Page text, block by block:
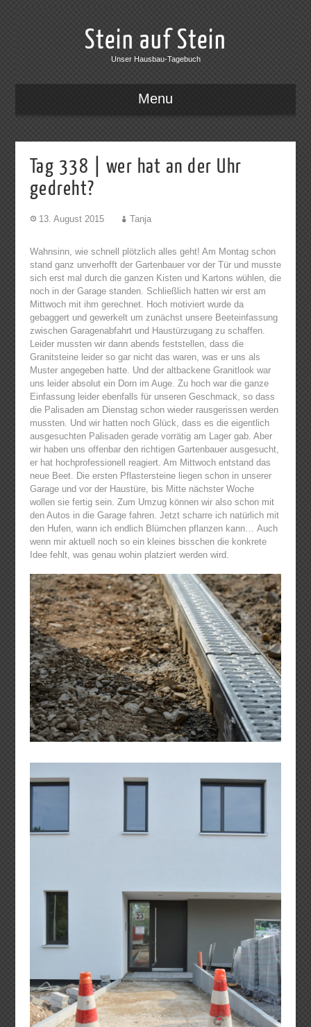
Stein auf Stein
Unser Hausbau-Tagebuch
Menu
Tag 338 | wer hat an der Uhr
gedreht?
13. August 2015 Tanja
Wahnsinn, wie schnell plötzlich alles geht! Am Montag schon
stand ganz unverhofft der Gartenbauer vor der Tür und musste
sich erst mal durch die ganzen Kisten und Kartons wühlen, die
noch in der Garage standen. Schließlich hatten wir erst am
Mittwoch mit ihm gerechnet. Hoch motiviert wurde da
gebaggert und gewerkelt um zunächst unsere Beeteinfassung
zwischen Garagenabfahrt und Haustürzugang zu schaffen.
Leider mussten wir dann abends feststellen, dass die
Granitsteine leider so gar nicht das waren, was er uns als
Muster angegeben hatte. Und der altbackene Granitlook war
uns leider absolut ein Dorn im Auge. Zu hoch war die ganze
Einfassung leider ebenfalls für unseren Geschmack, so dass
die Palisaden am Dienstag schon wieder rausgerissen werden
mussten. Und wir hatten noch Glück, dass es die eigentlich
ausgesuchten Palisaden gerade vorrätig am Lager gab. Aber
wir haben uns offenbar den richtigen Gartenbauer ausgesucht,
er hat hochprofessionell reagiert. Am Mittwoch entstand das
neue Beet. Die ersten Pflastersteine liegen schon in unserer
Garage und vor der Haustüre, bis Mitte nächster Woche
wollen sie fertig sein. Zum Umzug können wir also schon mit
den Autos in die Garage fahren. Jetzt scharre ich natürlich mit
den Hufen, wann ich endlich Blümchen pflanzen kann… Auch
wenn mir aktuell noch so ein kleines bisschen die konkrete
Idee fehlt, was genau wohin platziert werden wird.